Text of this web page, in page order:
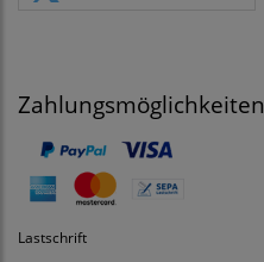
Zahlungsmöglichkeiten
Lastschrift